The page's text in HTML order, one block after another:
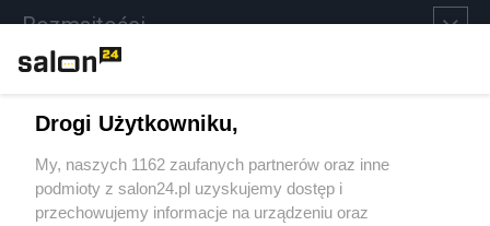
Rozmaitości
Sport
Społeczeństwo
Drogi Użytkowniku,
My, naszych 1162 zaufanych partnerów oraz inne
podmioty z salon24.pl uzyskujemy dostęp i
przechowujemy informacje na urządzeniu oraz